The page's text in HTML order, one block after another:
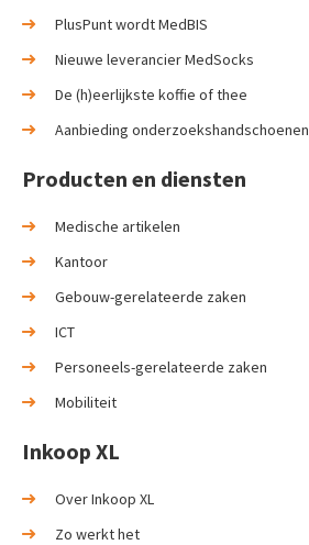
PlusPunt wordt MedBIS
Nieuwe leverancier MedSocks
De (h)eerlijkste koffie of thee
Aanbieding onderzoekshandschoenen
Producten en diensten
Medische artikelen
Kantoor
Gebouw-gerelateerde zaken
ICT
Personeels-gerelateerde zaken
Mobiliteit
Inkoop XL
Over Inkoop XL
Zo werkt het